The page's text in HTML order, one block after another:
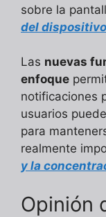
sobre la
del
Las nuevas
enfoque
notificaciones
usuarios
para
realmente
y la
Opinión